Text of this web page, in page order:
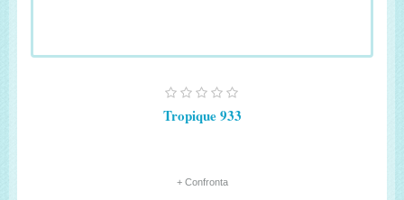
Tropique 933
+ Confronta